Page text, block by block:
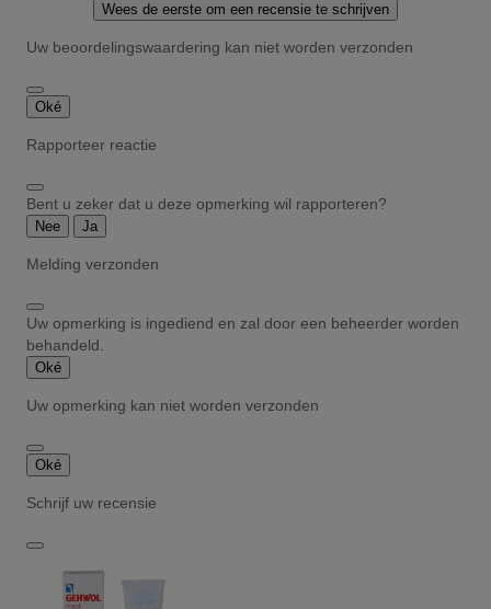
Wees de eerste om een recensie te schrijven
Uw beoordelingswaardering kan niet worden verzonden
Oké
Rapporteer reactie
Bent u zeker dat u deze opmerking wil rapporteren?
Nee Ja
Melding verzonden
Uw opmerking is ingediend en zal door een beheerder worden
behandeld.
Oké
Uw opmerking kan niet worden verzonden
Oké
Schrijf uw recensie